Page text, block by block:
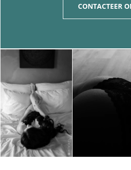
CONTACTEER